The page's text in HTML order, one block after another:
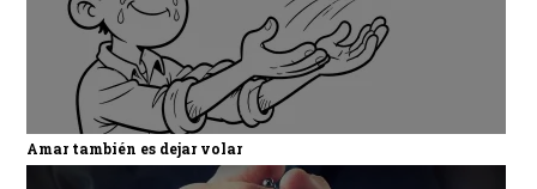
Amar también es dejar volar